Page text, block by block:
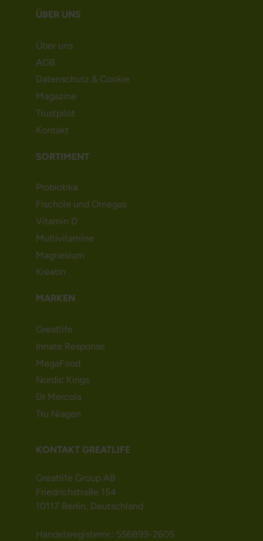
ÜBER UNS
Über uns
AGB
Datenschutz & Cookie
Magazine
Trustpilot
Kontakt
SORTIMENT
Probiotika
Fischöle und Omegas
Vitamin D
Multivitamine
Magnesium
Kreatin
MARKEN
Greatlife
Innate Response
MegaFood
Nordic Kings
Dr Mercola
Tru Niagen
KONTAKT GREATLIFE
Greatlife Group AB
Friedrichstraße 154
10117 Berlin, Deutschland
Handelsregisternr.: 556899-2605